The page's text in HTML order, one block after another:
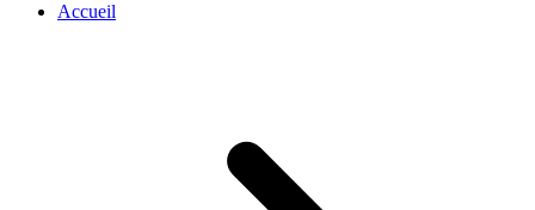
Accueil